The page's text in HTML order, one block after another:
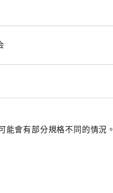
能會有部分規格不同的情況。